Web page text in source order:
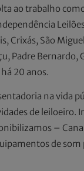
ao trabalho
Crixás, São
Padre Bernardo,
20 anos.
na vida
de leiloeiro.
–
de som